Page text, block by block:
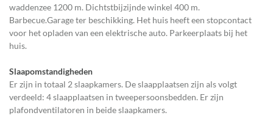
waddenzee 1200 m. Dichtstbijzijnde winkel 400 m.
Barbecue.Garage ter beschikking. Het huis heeft een stopcontact
voor het opladen van een elektrische auto. Parkeerplaats bij het
huis.
Slaapomstandigheden
Er zijn in totaal 2 slaapkamers. De slaapplaatsen zijn als volgt
verdeeld: 4 slaapplaatsen in tweepersoonsbedden. Er zijn
plafondventilatoren in beide slaapkamers.